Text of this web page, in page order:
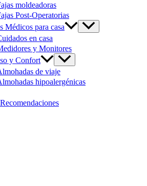
moldeadoras
Post-Operatorias
Médicos para casa
en casa
y Monitores
y Confort
de viaje
hipoalergénicas